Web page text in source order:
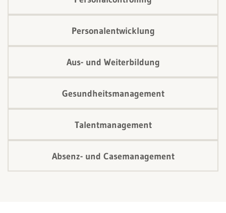
Personalentwicklung
Aus- und Weiterbildung
Gesundheitsmanagement
Talentmanagement
Absenz- und Casemanagement